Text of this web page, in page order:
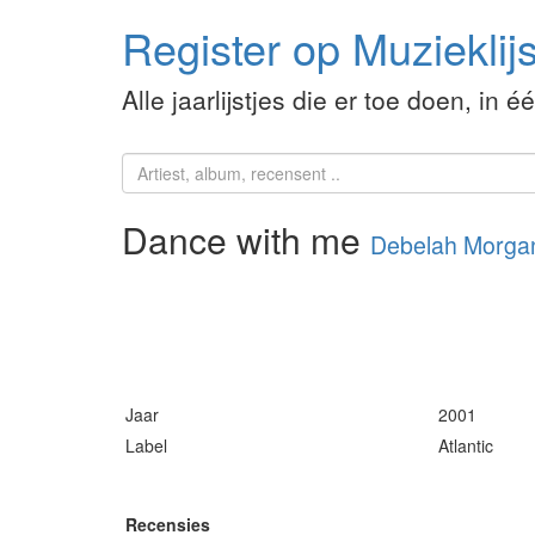
Register op
Alle jaarlijstjes die er toe doen, in
Dance with me Debelah
Jaar
2001
Label
Atlantic
Recensies